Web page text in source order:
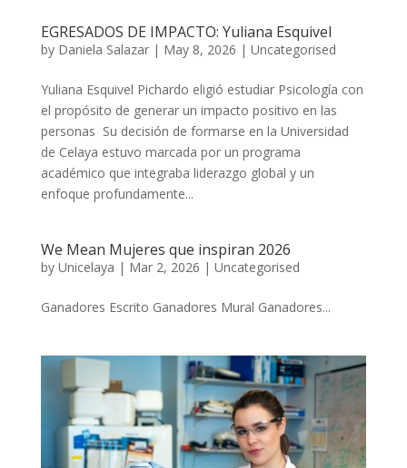
EGRESADOS DE IMPACTO: Yuliana Esquivel
by Daniela Salazar| May 8, 2026 | Uncategorised
Yuliana Esquivel Pichardo eligió estudiar Psicología con
el propósito de generar un impacto positivo en las
personas Su decisión de formarse en la Universidad
de Celaya estuvo marcada por un programa
académico que integraba liderazgo global y un
enfoque profundamente...
We Mean Mujeres que inspiran 2026
by Unicelaya | Mar 2, 2026 | Uncategorised
Ganadores Escrito Ganadores Mural Ganadores...